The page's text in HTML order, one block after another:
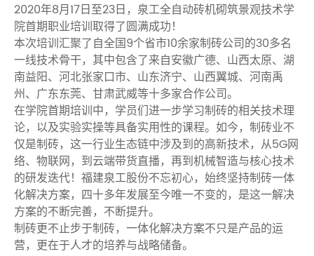
2020年8月17日至23日，泉工全自动砖机砌筑景观技术学
院首期职业培训取得了圆满成功！
本次培训汇聚了自全国9个省市10余家制砖公司的30多名
一线技术骨干，其中包含了来自安徽广德、山西太原、湖
南益阳、河北张家口市、山东济宁、山西翼城、河南禹
州、广东东莞、甘肃武威等十多家合作公司。
在学院首期培训中，学员们进一步学习制砖的相关技术理
论，以及实验实操等具备实用性的课程。如今，制砖业不
仅是制砖，这一行业生态链中涉及到的高新技术，从5G网
络、物联网，到云端带货直播，再到机械智造与核心技术
的研发迭代！福建泉工股份不忘初心，始终坚持制砖一体
化解决方案，四十多年发展至今唯一不变的，是这一解决
方案的不断完善，不断提升。
制砖更不止步于制砖，一体化解决方案不只是产品的运
营，更在于人才的培养与战略储备。